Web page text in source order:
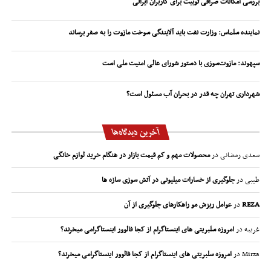
نماینده سلماس: وزارت نفت باید آلایندگی سوخت مازوت را به صفر برساند
سپهوند:‌ مازوت‌سوزی با دستور شورای عالی امنیت ملی است
شهرداری تهران چه قدر در بحران آب مسئول است؟
آخرین دیدگاه‌ها
سعدی رمضانیدرمحصولات مهم و کم قیمت بازار در هنگام خرید لوازم خانگی
طیبیدرجلوگیری از خسارات میلیونی در آتش سوزی سازه ها
REZAدرعوامل ریزش مو راهکارهای جلوگیری از آن
غریبهدرامروزه سلبریتی های اینستاگرام از کجا فالوور اینستاگرامی میخرند؟
Mirzaدرامروزه سلبریتی های اینستاگرام از کجا فالوور اینستاگرامی میخرند؟